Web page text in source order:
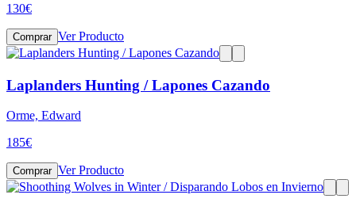
130€
Comprar Ver Producto
Laplanders Hunting / Lapones Cazando
Orme, Edward
185€
Comprar Ver Producto